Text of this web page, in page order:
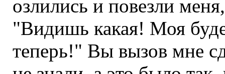
озлились и повезли
"Видишь какая! Моя
теперь!" Вы вызов мне